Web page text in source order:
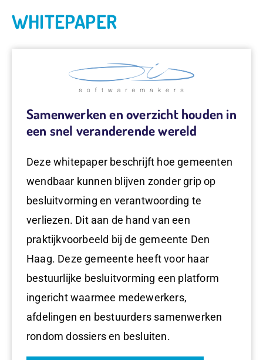
WHITEPAPER
Samenwerken en overzicht houden in
een snel veranderende wereld
Deze whitepaper beschrijft hoe gemeenten
wendbaar kunnen blijven zonder grip op
besluitvorming en verantwoording te
verliezen. Dit aan de hand van een
praktijkvoorbeeld bij de gemeente Den
Haag. Deze gemeente heeft voor haar
bestuurlijke besluitvorming een platform
ingericht waarmee medewerkers,
afdelingen en bestuurders samenwerken
rondom dossiers en besluiten.